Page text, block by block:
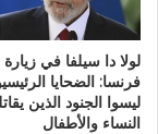
لولا دا سيلفا في
فرنسا: الضحايا
ليسوا الجنود الذين
النساء والأطفال